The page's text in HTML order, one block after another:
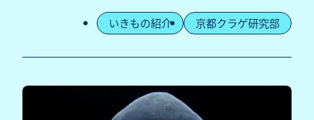
いきもの紹介 京都クラゲ研究部